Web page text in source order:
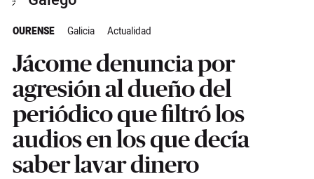
OURENSE Galicia Actualidad
Jácome denuncia por
agresión al dueño del
periódico que filtró los
audios en los que decía
saber lavar dinero